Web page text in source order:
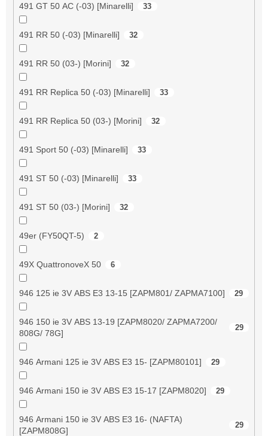
491 GT 50 AC (-03) [Minarelli] 33
491 RR 50 (-03) [Minarelli] 32
491 RR 50 (03-) [Morini] 32
491 RR Replica 50 (-03) [Minarelli] 33
491 RR Replica 50 (03-) [Morini] 32
491 Sport 50 (-03) [Minarelli] 33
491 ST 50 (-03) [Minarelli] 33
491 ST 50 (03-) [Morini] 32
49er (FY50QT-5) 2
49X QuattronoveX 50 6
946 125 ie 3V ABS E3 13-15 [ZAPM801/ ZAPMA7100] 29
946 150 ie 3V ABS 13-19 [ZAPM8020/ ZAPMA7200/
808G/ 78G]
29
946 Armani 125 ie 3V ABS E3 15- [ZAPM80101] 29
946 Armani 150 ie 3V ABS E3 15-17 [ZAPM8020] 29
946 Armani 150 ie 3V ABS E3 16- (NAFTA)
[ZAPM808G]
29